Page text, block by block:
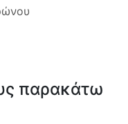
παρακάτω